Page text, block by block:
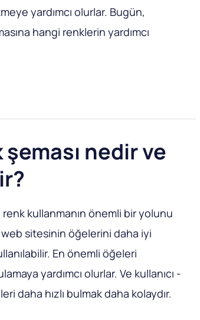
yardımcı olurlar. Bugün,
hangi renklerin yardımcı
nedir ve
renk kullanmanın önemli bir yolunu
sitesinin öğelerini daha iyi
En önemli öğeleri
yardımcı olurlar. Ve kullanıcı -
daha hızlı bulmak daha kolaydır.